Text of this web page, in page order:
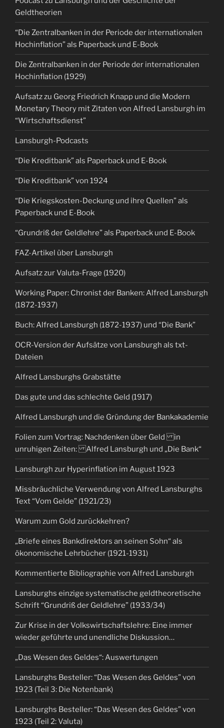
Geldtheorien
“Die Zentralbanken in der Periode der internationalen
Hochinflation” als Paperback und E-Book
Die Zentralbanken in der Periode der internationalen
Hochinflation (1929)
Aufsatz zu Georg Friedrich Knapp und die Modern
Monetary Theory mit Zitaten von Alfred Lansburgh im
“Wirtschaftsdienst”
Lansburgh-Podcasts
“Die Kreditbank” als Paperback und E-Book
“Die Kreditbank” von 1924
“Die Kriegskosten-Deckung und ihre Quellen” als
Paperback und E-Book
“Grundriß der Geldlehre” als Paperback und E-Book
FAZ-Artikel über Lansburgh
Aufsatz zur Valuta-Frage (1920)
Working Paper: Chronist der Banken: Alfred Lansburgh
(1872-1937)
Buch: Alfred Lansburgh (1872-1937) und “Die Bank”
OCR-Version der Aufsätze von Lansburgh als txt-
Dateien
Alfred Lansburghs Grabstätte
Das gute und das schlechte Geld (1917)
Alfred Lansburgh und die Gründung der Bankakademie
Folien zum Vortrag: Nachdenken über Geld in
unruhigen Zeiten: Alfred Lansburgh und „Die Bank“
Lansburgh zur Hyperinflation im August 1923
Missbräuchliche Verwendung von Alfred Lansburghs
Text “Vom Gelde” (1921/23)
Warum zum Gold zurückkehren?
„Briefe eines Bankdirektors an seinen Sohn“ als
ökonomische Lehrbücher (1921-1931)
Kommentierte Bibliographie von Alfred Lansburgh
Lansburghs einzige systematische geldtheoretische
Schrift “Grundriß der Geldlehre” (1933/34)
Zur Krise in der Volkswirtschaftslehre: Eine immer
wieder geführte und unendliche Diskussion…
„Das Wesen des Geldes“: Auswertungen
Lansburghs Besteller: “Das Wesen des Geldes” von
1923 (Teil 3: Die Notenbank)
Lansburghs Besteller: “Das Wesen des Geldes” von
1923 (Teil 2: Valuta)